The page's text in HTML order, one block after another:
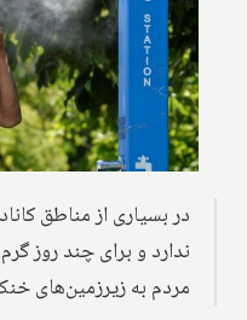
در بسیاری از مناطق
ندارد و برای چند روز
مردم به زیرزمین‌های